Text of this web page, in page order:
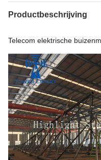
Productbeschrijving
Telecom elektrische